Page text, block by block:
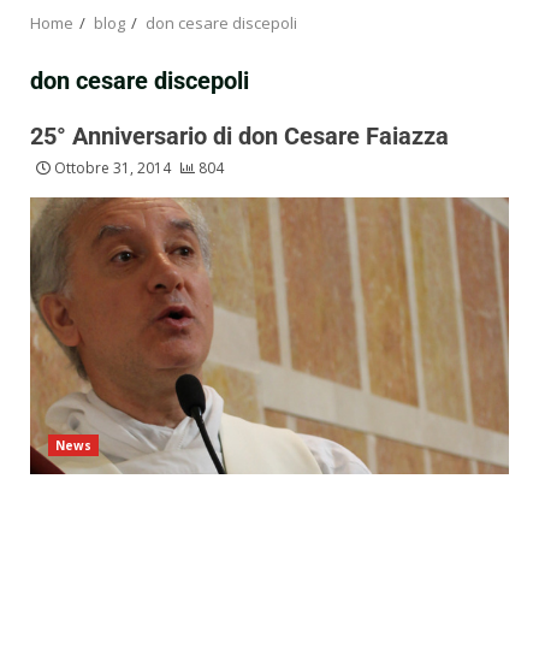
Home blog don cesare discepoli
don cesare discepoli
25° Anniversario di don Cesare Faiazza
Ottobre 31, 2014 804
News